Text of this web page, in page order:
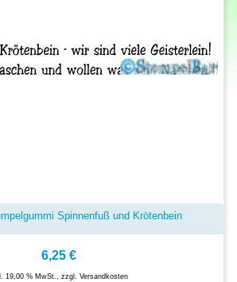
Spinnenfuß und Krötenbein
6,25 €
19,00 % MwSt., zzgl. Versandkosten